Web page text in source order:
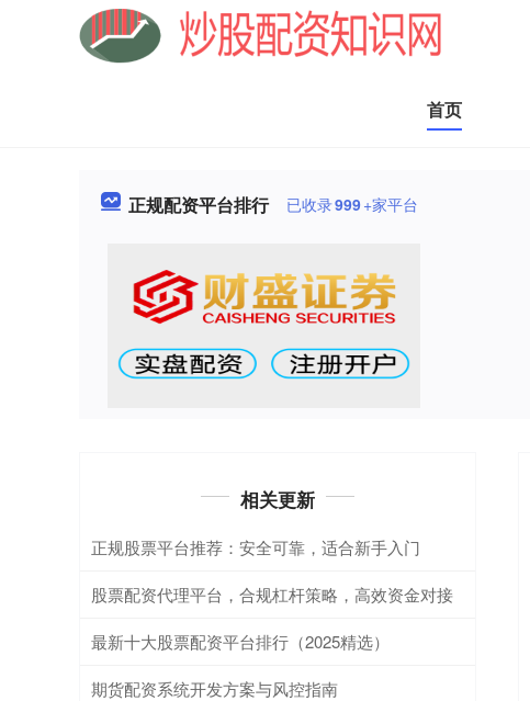
首页
正规配资平台排行 已收录999+家平台
相关更新
正规股票平台推荐：安全可靠，适合新手入门
股票配资代理平台，合规杠杆策略，高效资金对接
最新十大股票配资平台排行（2025精选）
期货配资系统开发方案与风控指南